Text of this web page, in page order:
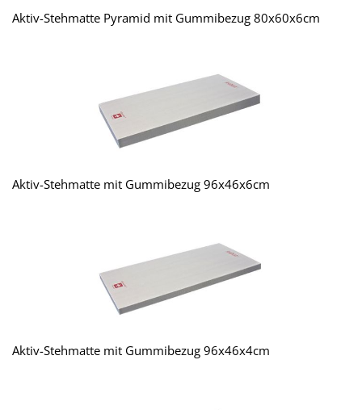
Aktiv-Stehmatte Pyramid mit Gummibezug 80x60x6cm
Aktiv-Stehmatte mit Gummibezug 96x46x6cm
Aktiv-Stehmatte mit Gummibezug 96x46x4cm